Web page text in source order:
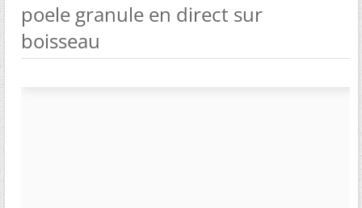
poele granule en direct sur
boisseau